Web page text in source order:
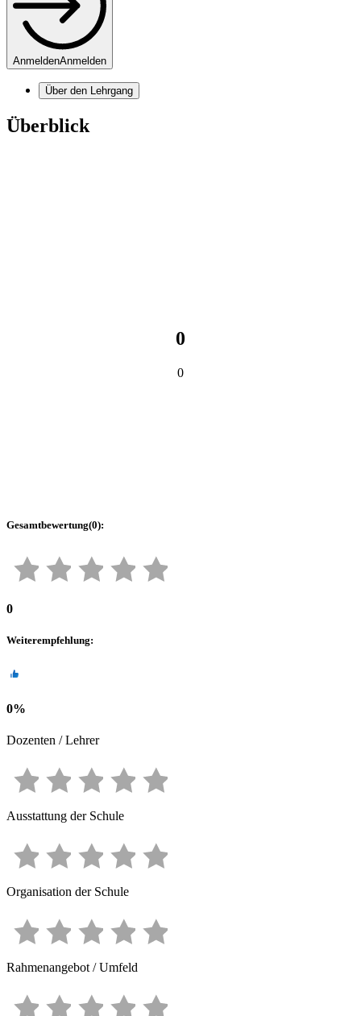
AnmeldenAnmelden
Über den Lehrgang
Überblick
0
0
Gesamtbewertung(0):
0
Weiterempfehlung:
0%
Dozenten / Lehrer
Ausstattung der Schule
Organisation der Schule
Rahmenangebot / Umfeld